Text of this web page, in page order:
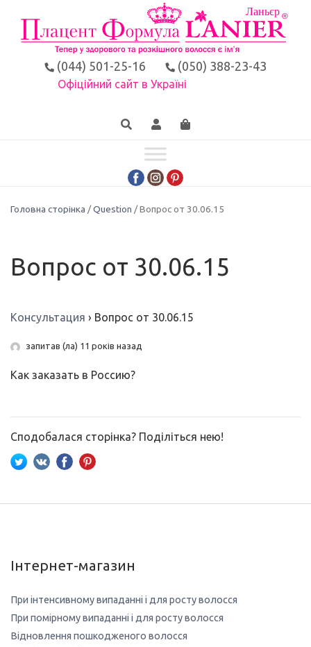
(044) 501-25-16 (050) 388-23-43
Офіційний сайт в Україні
Головна сторінка /Question / Вопрос от 30.06.15
Вопрос от 30.06.15
Консультация › Вопрос от 30.06.15
запитав (ла) 11 років назад
Как заказать в Россию?
Сподобалася сторінка? Поділіться нею!
Інтернет-магазин
При інтенсивному випаданні і для росту волосся
При помірному випаданні і для росту волосся
Відновлення пошкодженого волосся